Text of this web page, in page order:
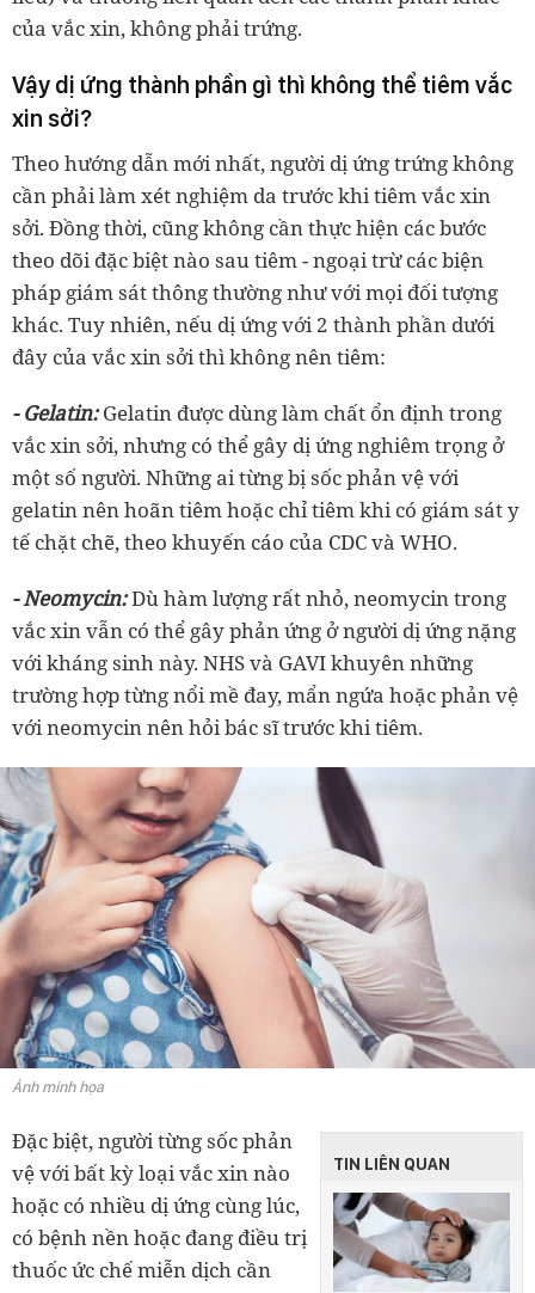
của vắc xin, không phải trứng.
Vậy dị ứng thành phần gì thì không thể tiêm vắc
xin sởi?
Theo hướng dẫn mới nhất, người dị ứng trứng không
cần phải làm xét nghiệm da trước khi tiêm vắc xin
sởi. Đồng thời, cũng không cần thực hiện các bước
theo dõi đặc biệt nào sau tiêm - ngoại trừ các biện
pháp giám sát thông thường như với mọi đối tượng
khác. Tuy nhiên, nếu dị ứng với 2 thành phần dưới
đây của vắc xin sởi thì không nên tiêm:
- Gelatin:Gelatin được dùng làm chất ổn định trong
vắc xin sởi, nhưng có thể gây dị ứng nghiêm trọng ở
một số người. Những ai từng bị sốc phản vệ với
gelatin nên hoãn tiêm hoặc chỉ tiêm khi có giám sát y
tế chặt chẽ, theo khuyến cáo của CDC và WHO.
- Neomycin:Dù hàm lượng rất nhỏ, neomycin trong
vắc xin vẫn có thể gây phản ứng ở người dị ứng nặng
với kháng sinh này. NHS và GAVI khuyên những
trường hợp từng nổi mề đay, mẩn ngứa hoặc phản vệ
với neomycin nên hỏi bác sĩ trước khi tiêm.
Ảnh minh họa
TIN LIÊN QUAN
Đặc biệt, người từng sốc phản
vệ với bất kỳ loại vắc xin nào
hoặc có nhiều dị ứng cùng lúc,
có bệnh nền hoặc đang điều trị
thuốc ức chế miễn dịch cần